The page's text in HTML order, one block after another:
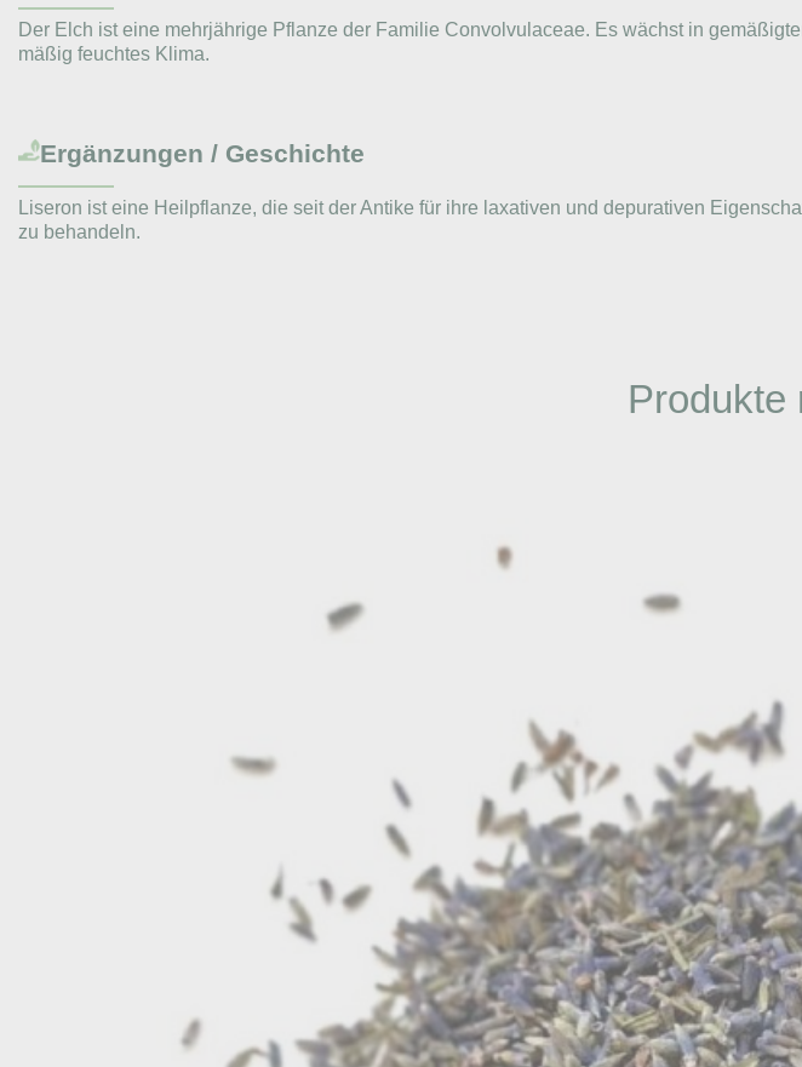
Der Elch ist eine mehrjährige Pflanze der Familie Convolvulaceae. Es wächst in
mäßig feuchtes Klima.
Ergänzungen / Geschichte
Liseron ist eine Heilpflanze, die seit der Antike für ihre laxativen und depurativen
zu behandeln.
Produkte